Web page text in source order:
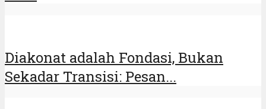
Diakonat adalah Fondasi, Bukan
Sekadar Transisi: Pesan...